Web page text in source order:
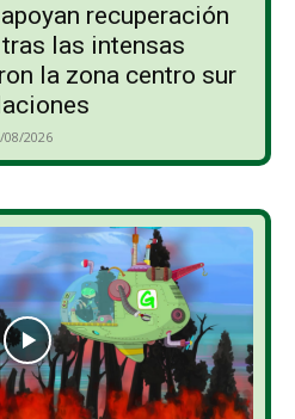
recuperación
las intensas
la zona centro sur
08/2026